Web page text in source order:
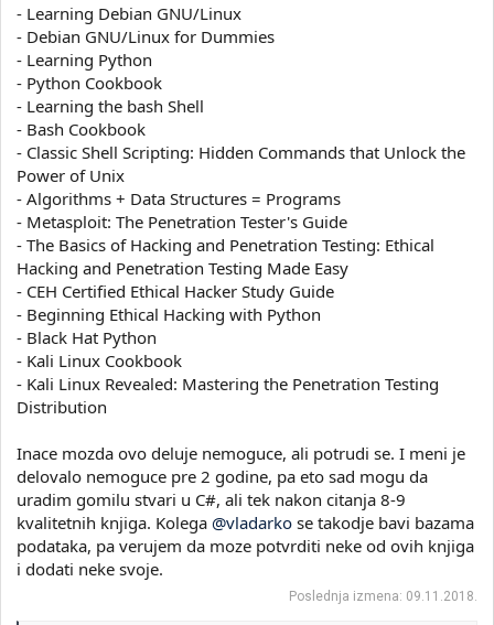
- Learning Debian GNU/Linux
- Debian GNU/Linux for Dummies
- Learning Python
- Python Cookbook
- Learning the bash Shell
- Bash Cookbook
- Classic Shell Scripting: Hidden Commands that Unlock the
Power of Unix
- Algorithms + Data Structures = Programs
- Metasploit: The Penetration Tester's Guide
- The Basics of Hacking and Penetration Testing: Ethical
Hacking and Penetration Testing Made Easy
- CEH Certified Ethical Hacker Study Guide
- Beginning Ethical Hacking with Python
- Black Hat Python
- Kali Linux Cookbook
- Kali Linux Revealed: Mastering the Penetration Testing
Distribution
Inace mozda ovo deluje nemoguce, ali potrudi se. I meni je
delovalo nemoguce pre 2 godine, pa eto sad mogu da
uradim gomilu stvari u C#, ali tek nakon citanja 8-9
kvalitetnih knjiga. Kolega @vladarko se takodje bavi bazama
podataka, pa verujem da moze potvrditi neke od ovih knjiga
i dodati neke svoje.
Poslednja izmena: 09.11.2018.